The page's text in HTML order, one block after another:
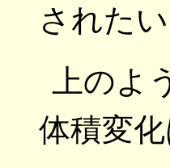
されたい
上の
体積変